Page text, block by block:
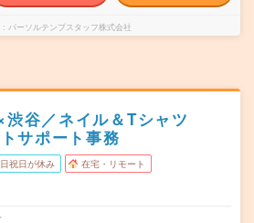
パーソルテンプスタッフ株式会社
谷／ネイル＆Tシャツ
サポート事務
祝日が休み 在宅・リモート